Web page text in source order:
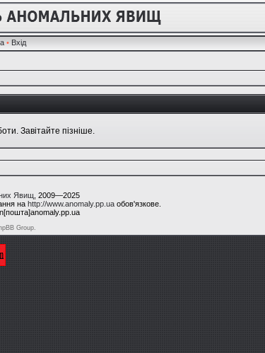
• Вхід
Завітайте пізніше.
Явищ , 2009—2025
на http://www.anomaly.pp.uaобов'язкове.
Group.